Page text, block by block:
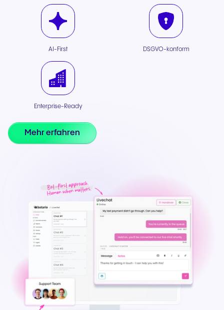
AI-First DSGVO-konform
Enterprise-Ready
Mehr erfahren